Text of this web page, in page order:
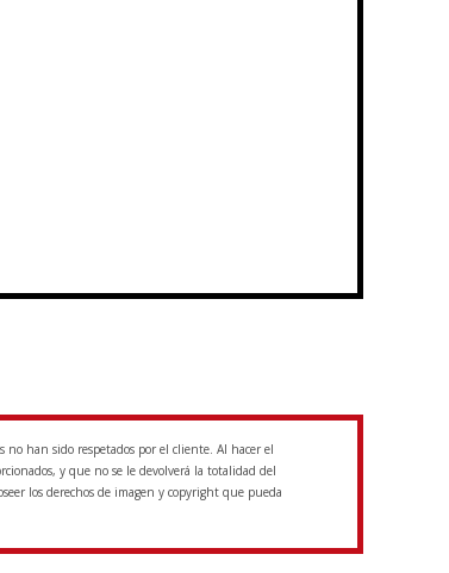
no han sido respetados por el cliente. Al hacer el
y que no se le devolverá la totalidad del
los derechos de imagen y copyright que pueda